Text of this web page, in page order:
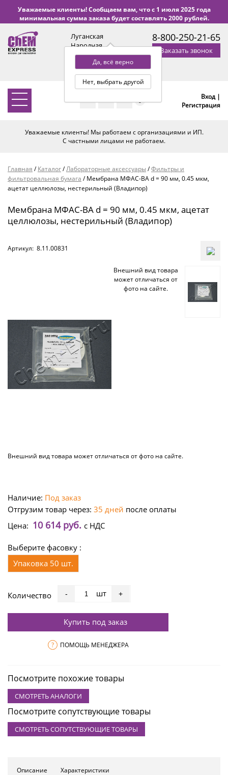
Уважаемые клиенты! Сообщаем вам, что с 1 июля 2025 года
минимальная сумма заказа будет составлять 2000 рублей.
Луганская
Народная
Республика
Да, всё верно
Нет, выбрать другой
с 9:00 до 18:00 по Уфе
(+2 МСК)
8-800-250-21-65
Заказать звонок
0
Вход |
Регистрация
Уважаемые клиенты! Мы работаем с организациями и ИП.
С частными лицами не работаем.
Главная /Каталог/Лабораторные аксессуары/Фильтры и
фильтровальная бумага /Мембрана МФАС-ВА d = 90 мм, 0.45 мкм,
ацетат целлюлозы, нестерильный (Владипор)
Мембрана МФАС-ВА d = 90 мм, 0.45 мкм, ацетат
целлюлозы, нестерильный (Владипор)
Артикул: 8.11.00831
Внешний вид товара
может отличаться от
фото на сайте.
Внешний вид товара может отличаться от фото на сайте.
Наличие: Под заказ
Отгрузим товар через: 35 дней после оплаты
Цена: 10 614 руб. с НДС
Выберите фасовку :
Упаковка 50 шт.
Количество - шт +
Купить под заказ
? ПОМОЩЬ МЕНЕДЖЕРА
Посмотрите похожие товары
СМОТРЕТЬ АНАЛОГИ
Посмотрите сопутствующие товары
СМОТРЕТЬ СОПУТСТВУЮЩИЕ ТОВАРЫ
Описание Характеристики